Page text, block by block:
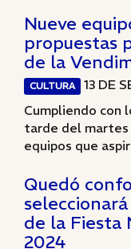
Nueve
propuestas
de la
CULTURA
13 DE
Cumpliendo con
tarde del martes
equipos que
Quedó
de la Fiesta
2024